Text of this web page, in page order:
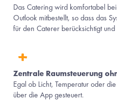
Das Catering wird komfortabel
Outlook mitbestellt, so dass das
für den Caterer berücksichtigt
Zentrale Raumsteuerung
Egal ob Licht, Temperatur oder
über die App gesteuert.